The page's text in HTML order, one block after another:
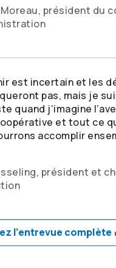
président du
est incertain et les
pas, mais je
quand j’imagine
et tout ce
accomplir
président et
l’entrevue complète